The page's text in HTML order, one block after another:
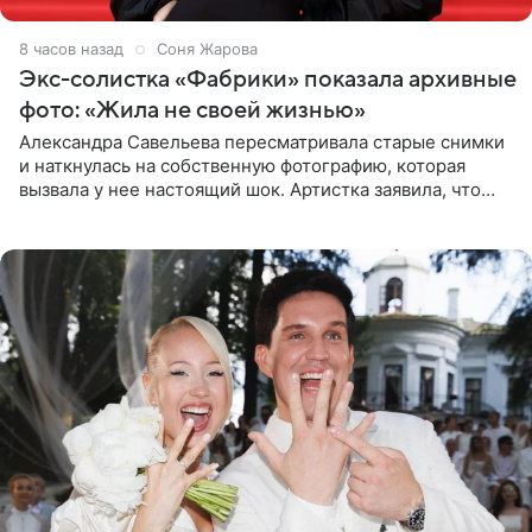
8 часов назад Соня Жарова
Экс-солистка «Фабрики» показала архивные
фото: «Жила не своей жизнью»
Александра Савельева пересматривала старые снимки
и наткнулась на собственную фотографию, которая
вызвала у нее настоящий шок. Артистка заявила, что